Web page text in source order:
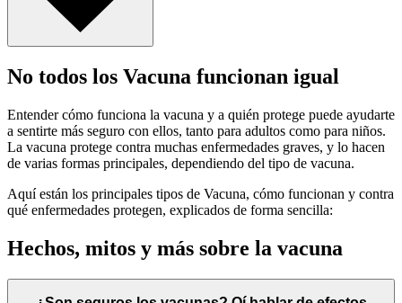
No todos los Vacuna funcionan igual
Entender cómo funciona la vacuna y a quién protege puede ayudarte
a sentirte más seguro con ellos, tanto para adultos como para niños.
La vacuna protege contra muchas enfermedades graves, y lo hacen
de varias formas principales, dependiendo del tipo de vacuna.
Aquí están los principales tipos de Vacuna, cómo funcionan y contra
qué enfermedades protegen, explicados de forma sencilla:
Hechos, mitos y más sobre la vacuna